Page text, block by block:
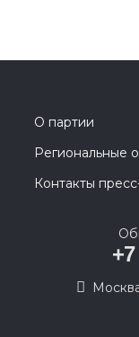
О партии
Региональные
Контакты